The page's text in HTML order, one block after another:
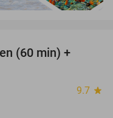
(60 min) +
9.7 star